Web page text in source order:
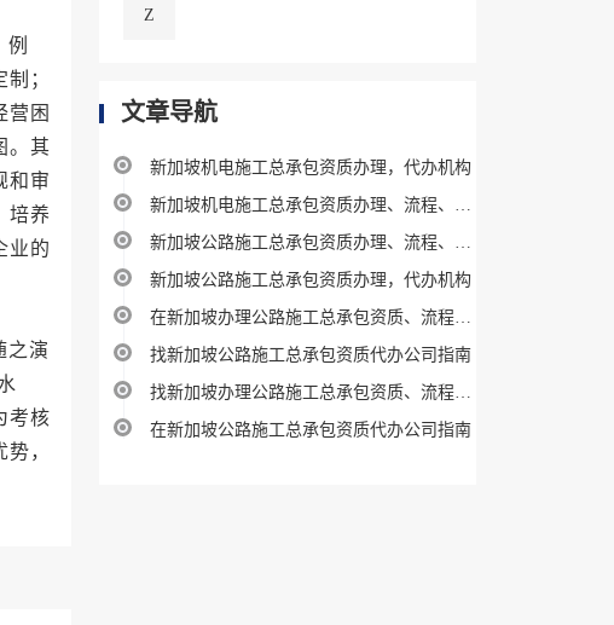
；
营困
。其
和审
培养
业的
之演
考核
，
Z
文章导航
新加坡机电施工总承包资质办理，代办机构
新加坡机电施工总承包资质办理、流程、费用及条件指南
新加坡公路施工总承包资质办理、流程、费用及条件指南
新加坡公路施工总承包资质办理，代办机构
在新加坡办理公路施工总承包资质、流程、费用及条件指南
找新加坡公路施工总承包资质代办公司指南
找新加坡办理公路施工总承包资质、流程、费用及条件指南
在新加坡公路施工总承包资质代办公司指南